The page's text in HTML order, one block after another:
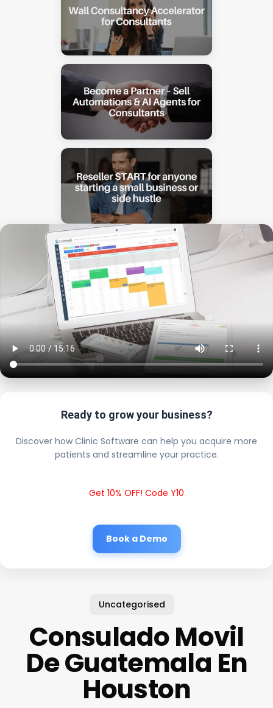
Ready to grow your business?
Discover how Clinic Software can help you acquire more
patients and streamline your practice.
Get 10% OFF! Code Y10
Book a Demo
Uncategorised
Consulado Movil
De Guatemala En
Houston